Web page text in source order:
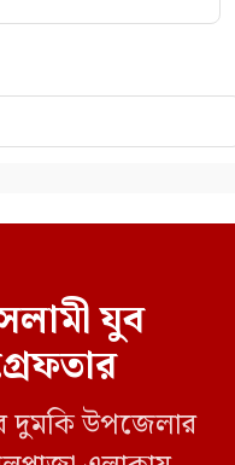
যুব
দুমকি উপজেলার